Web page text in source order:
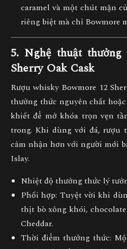
caramel và một chút mặn
riêng biệt mà chỉ Bowmore
5. Nghệ thuật thưởng
Sherry Oak Cask
Rượu whisky Bowmore 12
thưởng thức nguyên chất
khiết để mở khóa trọn vẹn
trong. Khi dùng với đá, rượu
cảm nhận hơn với người mới
Islay.
Nhiệt độ thưởng thức lý
Phối hợp: Tuyệt vời khi
thịt bò xông khói,
Cheddar.
Thời điểm thưởng thức: